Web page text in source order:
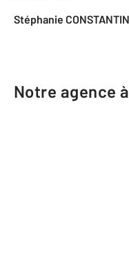
Stéphanie
Notre agence à